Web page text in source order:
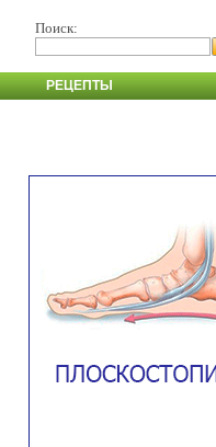
Поиск:
РЕЦЕПТЫ